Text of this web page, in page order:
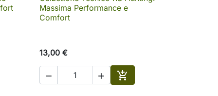
al carrello
 Anteprima
Massima Performance e
Comfort
13,00 €
  
Aggiungi al carrello